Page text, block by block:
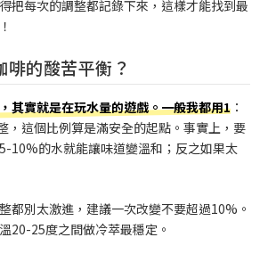
把每次的調整都記錄下來，這樣才能找到最
的酸苦平衡？
其實就是在玩水量的遊戲。一般我都用1 ：
，這個比例算是滿安全的起點。事實上，要
10%的水就能讓味道變溫和；反之如果太
都別太激進，建議一次改變不要超過10%。
20-25度之間做冷萃最穩定。